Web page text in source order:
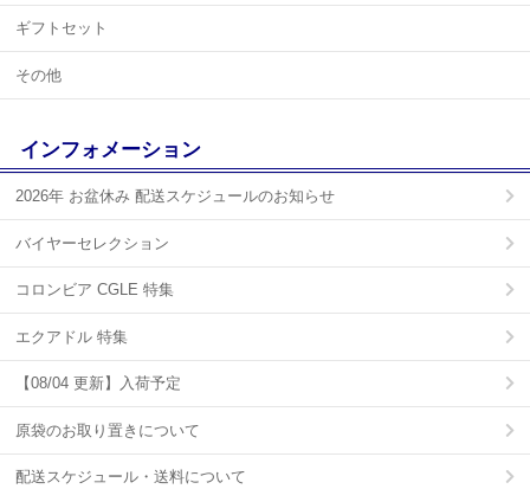
ギフトセット
その他
インフォメーション
2026年 お盆休み 配送スケジュールのお知らせ
バイヤーセレクション
コロンビア CGLE 特集
エクアドル 特集
【08/04 更新】入荷予定
原袋のお取り置きについて
配送スケジュール・送料について